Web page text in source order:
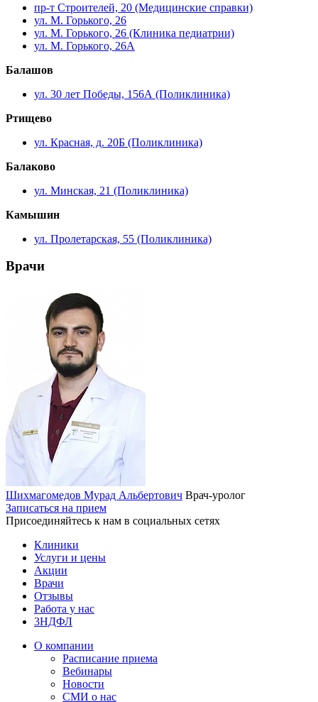
пр-т Строителей, 20 (Медицинские справки)
ул. М. Горького, 26
ул. М. Горького, 26 (Клиника педиатрии)
ул. М. Горького, 26А
Балашов
ул. 30 лет Победы, 156А (Поликлиника)
Ртищево
ул. Красная, д. 20Б (Поликлиника)
Балаково
ул. Минская, 21 (Поликлиника)
Камышин
ул. Пролетарская, 55 (Поликлиника)
Врачи
Шихмагомедов Мурад Альбертович Врач-уролог
Записаться на прием
Присоединяйтесь к нам в социальных сетях
Клиники
Услуги и цены
Акции
Врачи
Отзывы
Работа у нас
3НДФЛ
О компании
Расписание приема
Вебинары
Новости
СМИ о нас